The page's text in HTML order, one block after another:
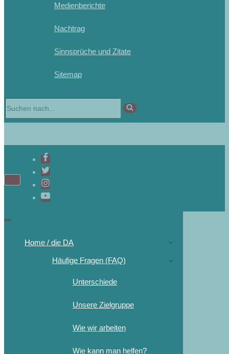
Medienberichte
Nachtrag
Sinnsprüche und Zitate
Sitemap
Home / die DA
Häufige Fragen (FAQ)
Unterschiede
Unsere Zielgruppe
Wie wir arbeiten
Wie kann man helfen?